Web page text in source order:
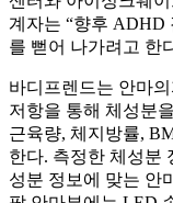
계자는 “향후 ADHD
를 뻗어 나가려고 한
바디프렌드는 안마의
저항을 통해 체성분
근육량, 체지방률,
한다. 측정한 체성분
성분 정보에 맞는 안